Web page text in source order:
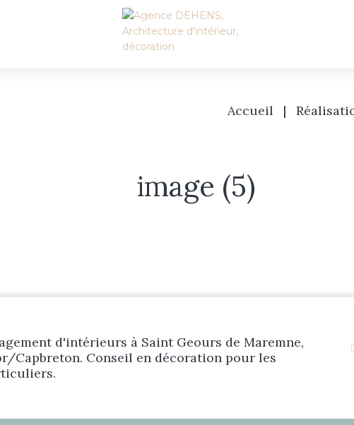
Accueil
Prestations
Accueil |
image (5)
d'intérieurs à Saint Geours de Maremne,
Capbreton. Conseil en décoration pour les